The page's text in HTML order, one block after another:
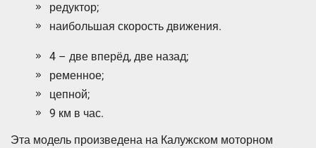
редуктор;
наибольшая скорость движения.
4 – две вперёд, две назад;
ременное;
цепной;
9 км в час.
Эта модель произведена на Калужском моторном